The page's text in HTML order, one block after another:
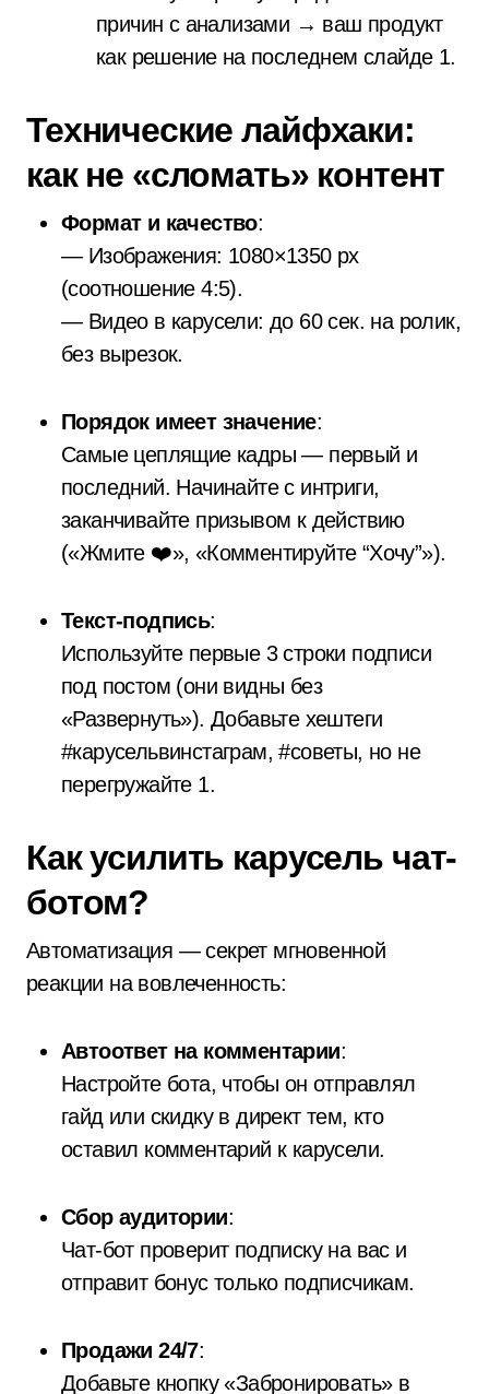
причин с анализами → ваш продукт
как решение на последнем слайде 1.
Технические лайфхаки:
как не «сломать» контент
Формат и качество:
— Изображения: 1080×1350 px
(соотношение 4:5).
— Видео в карусели: до 60 сек. на ролик,
без вырезок.
Порядок имеет значение:
Самые цеплящие кадры — первый и
последний. Начинайте с интриги,
заканчивайте призывом к действию
(«Жмите ❤️», «Комментируйте “Хочу”»).
Текст-подпись:
Используйте первые 3 строки подписи
под постом (они видны без
«Развернуть»). Добавьте хештеги
#карусельвинстаграм, #советы, но не
перегружайте 1.
Как усилить карусель чат-
ботом?
Автоматизация — секрет мгновенной
реакции на вовлеченность:
Автоответ на комментарии:
Настройте бота, чтобы он отправлял
гайд или скидку в директ тем, кто
оставил комментарий к карусели.
Сбор аудитории:
Чат-бот проверит подписку на вас и
отправит бонус только подписчикам.
Продажи 24/7:
Добавьте кнопку «Забронировать» в